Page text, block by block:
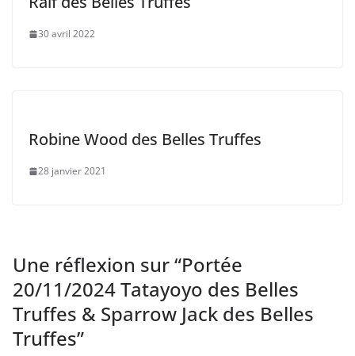
30 avril 2022
Robine Wood des Belles Truffes
28 janvier 2021
Une réflexion sur “Portée
20/11/2024 Tatayoyo des Belles
Truffes & Sparrow Jack des Belles
Truffes”